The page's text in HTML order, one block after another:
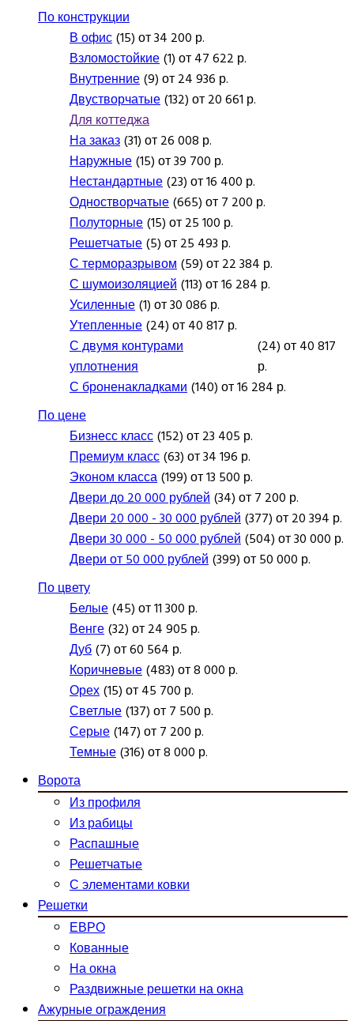
По конструкции
В офис(15) от 34 200 р.
Взломостойкие(1) от 47 622 р.
Внутренние(9) от 24 936 р.
Двустворчатые(132) от 20 661 р.
Для коттеджа
На заказ(31) от 26 008 р.
Наружные(15) от 39 700 р.
Нестандартные(23) от 16 400 р.
Одностворчатые(665) от 7 200 р.
Полуторные(15) от 25 100 р.
Решетчатые(5) от 25 493 р.
С терморазрывом(59) от 22 384 р.
С шумоизоляцией(113) от 16 284 р.
Усиленные(1) от 30 086 р.
Утепленные(24) от 40 817 р.
С двумя контурами
уплотнения
(24) от 40 817
р.
С броненакладками(140) от 16 284 р.
По цене
Бизнесс класс(152) от 23 405 р.
Премиум класс(63) от 34 196 р.
Эконом класса(199) от 13 500 р.
Двери до 20 000 рублей(34) от 7 200 р.
Двери 20 000 - 30 000 рублей(377) от 20 394 р.
Двери 30 000 - 50 000 рублей(504) от 30 000 р.
Двери от 50 000 рублей(399) от 50 000 р.
По цвету
Белые(45) от 11 300 р.
Венге(32) от 24 905 р.
Дуб(7) от 60 564 р.
Коричневые(483) от 8 000 р.
Орех(15) от 45 700 р.
Светлые(137) от 7 500 р.
Серые(147) от 7 200 р.
Темные(316) от 8 000 р.
Ворота
Из профиля
Из рабицы
Распашные
Решетчатые
С элементами ковки
Решетки
ЕВРО
Кованные
На окна
Раздвижные решетки на окна
Ажурные ограждения